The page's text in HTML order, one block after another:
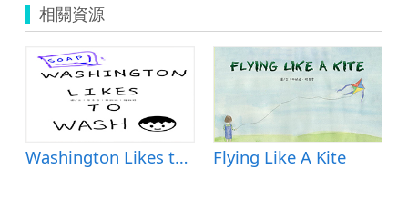
相關資源
Washington Likes to Wash Flying Like A Kite